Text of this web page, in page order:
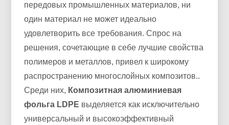
передовых промышленных материалов, ни
один материал не может идеально
удовлетворить все требования. Спрос на
решения, сочетающие в себе лучшие свойства
полимеров и металлов, привел к широкому
распространению многослойных композитов..
Среди них, Композитная алюминиевая
фольга LDPE выделяется как исключительно
универсальный и высокоэффективный